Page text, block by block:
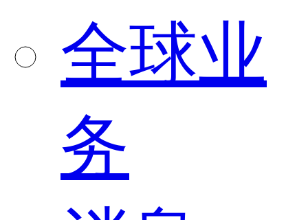
全球业
务